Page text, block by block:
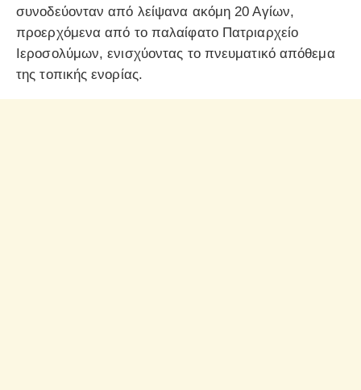
συνοδεύονταν από λείψανα ακόμη 20 Αγίων,
προερχόμενα από το παλαίφατο Πατριαρχείο
Ιεροσολύμων, ενισχύοντας το πνευματικό απόθεμα
της τοπικής ενορίας.